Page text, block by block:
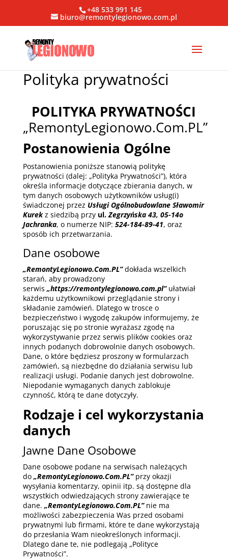
+48 533 991 145
biuro@remontylegionowo.com.pl
Polityka prywatności
POLITYKA PRYWATNOŚCI
„RemontyLegionowo.Com.PL”
Postanowienia Ogólne
Postanowienia poniższe stanowią politykę
prywatności (dalej: „Polityka Prywatności”), która
określa informacje dotyczące zbierania danych, w
tym danych osobowych użytkowników usług(i)
świadczonej przez Usługi Ogólnobudowlane Sławomir
Kurek z siedzibą przy ul.Zegrzyńska 43, 05-14o
Jachranka, o numerze NIP: 524-184-89-41, oraz
sposób ich przetwarzania.
Dane osobowe
„RemontyLegionowo.Com.PL”dokłada wszelkich
starań, aby prowadzony
serwis „https://remontylegionowo.com.pl” ułatwiał
każdemu użytkownikowi przeglądanie strony i
składanie zamówień. Dlatego w trosce o
bezpieczeństwo i wygodę zakupów informujemy, że
poruszając się po stronie wyrażasz zgodę na
wykorzystywanie przez serwis plików cookies oraz
innych podanych dobrowolnie danych osobowych.
Dane, o które będziesz proszony w formularzach
zamówień, są niezbędne do działania serwisu lub
realizacji usługi. Podanie danych jest dobrowolne.
Niepodanie wymaganych danych zablokuje
czynność, którą te dane dotyczyły.
Rodzaje i cel wykorzystania
danych
Jawne Dane Osobowe
Dane osobowe podane na serwisach należących
do „RemontyLegionowo.Com.PL” przy okazji
wysyłania komentarzy, opinii itp. są dostępne dla
wszystkich odwiedzających strony zawierające te
dane. „RemontyLegionowo.Com.PL” nie ma
możliwości zabezpieczenia Was przed osobami
prywatnymi lub firmami, które te dane wykorzystają
do przesłania Wam nieokreślonych informacji.
Dlatego dane te, nie podlegają „Polityce
Prywatności”.